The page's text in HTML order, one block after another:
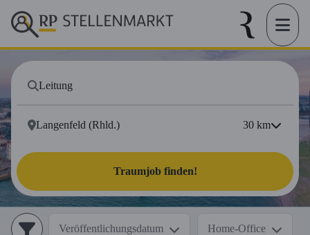
30 km
Traumjob finden!
Veröffentlichungsdatum Home-Office